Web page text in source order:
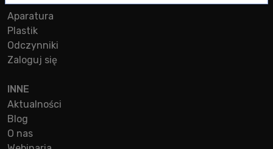
Aparatura
Plastik
Odczynniki
Zaloguj się
INNE
Aktualności
Blog
O nas